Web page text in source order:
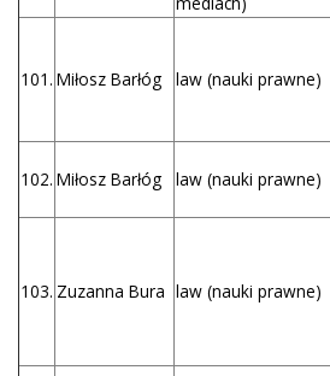
101. Miłosz Barłóg law (nauki prawne)
102. Miłosz Barłóg law (nauki prawne)
103. Zuzanna Bura law (nauki prawne)